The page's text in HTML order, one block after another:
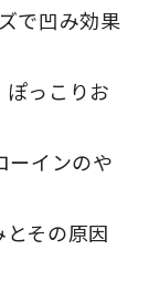
で凹み効果
っこりお
ーインのや
その原因